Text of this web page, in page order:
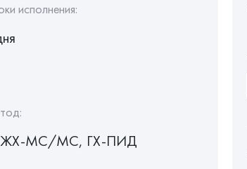
исполнения:
МС/МС, ГХ-ПИД